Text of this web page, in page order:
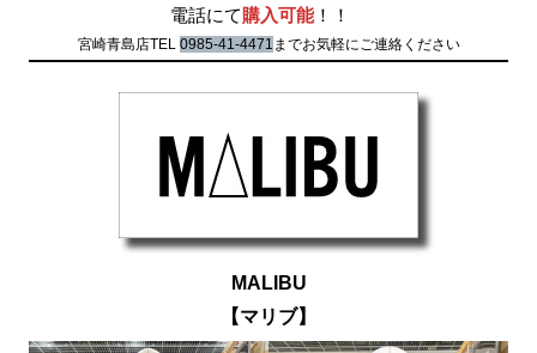
電話にて 購入可能！！
宮崎青島店TEL 0985-41-4471 までお気軽にご連絡ください
MALIBU
【マリブ】